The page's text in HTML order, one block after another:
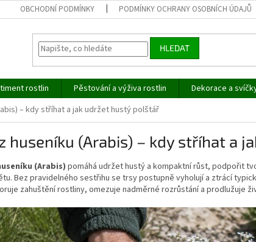
OBCHODNÍ PODMÍNKY PODMÍNKY OCHRANY OSOBNÍCH ÚDAJŮ
HLEDAT
rostlin Pěstování a výživa rostlin Dekorace a
– kdy stříhat a jak udržet hustý polštář
huseníku (Arabis) – kdy stříhat a
(Arabis)pomáhá udržet hustý a kompaktní růst, podpořit
Bez pravidelného sestřihu se trsy postupně vyholují a ztrácí
zahuštění rostliny, omezuje nadměrné rozrůstání a prodlužuje